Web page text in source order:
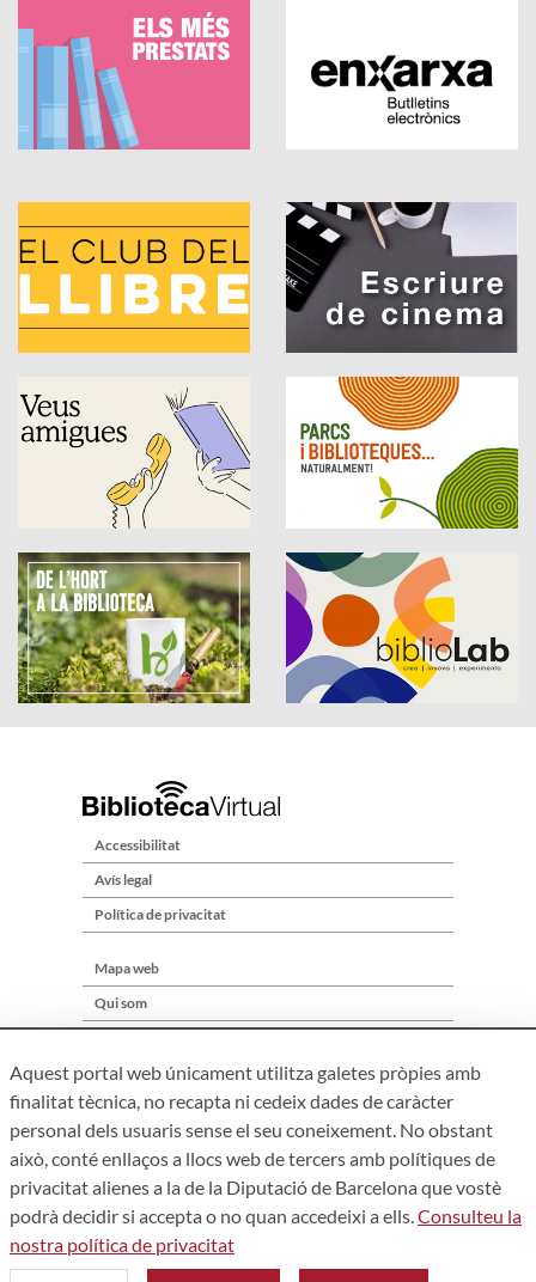
Accessibilitat
Avís legal
Política de privacitat
Mapa web
Qui som
Àrea de Cultura – Gerència de Serveis de Biblioteques. Zamora,
73. 08018 Barcelona. Tel: 934 022 241
Aquest portal web únicament utilitza galetes pròpies amb
finalitat tècnica, no recapta ni cedeix dades de caràcter
personal dels usuaris sense el seu coneixement. No obstant
això, conté enllaços a llocs web de tercers amb polítiques de
privacitat alienes a la de la Diputació de Barcelona que vostè
podrà decidir si accepta o no quan accedeixi a ells.Consulteu la
nostra política de privacitat